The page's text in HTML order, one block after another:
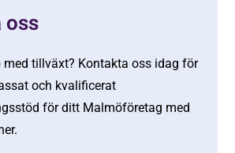
oss
med tillväxt? Kontakta oss idag för
och kvalificerat
för ditt Malmöföretag med